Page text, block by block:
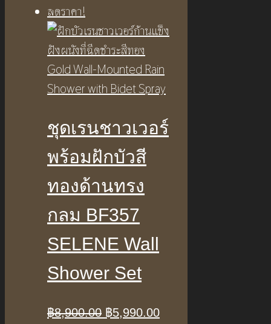
ลดราคา!
ชุดเรนชาวเวอร์
พร้อมฝักบัวสี
ทองด้านทรง
กลม BF357
SELENE Wall
Shower Set
฿8,900.00 Original
฿5,990.00Current